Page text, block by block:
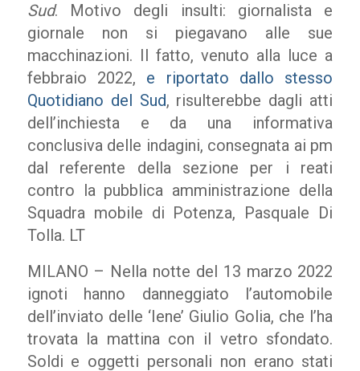
Sud. Motivo degli insulti: giornalista e
giornale non si piegavano alle sue
macchinazioni. Il fatto, venuto alla luce a
febbraio 2022, e riportato dallo stesso
Quotidiano del Sud, risulterebbe dagli atti
dell’inchiesta e da una informativa
conclusiva delle indagini, consegnata ai pm
dal referente della sezione per i reati
contro la pubblica amministrazione della
Squadra mobile di Potenza, Pasquale Di
Tolla. LT
MILANO – Nella notte del 13 marzo 2022
ignoti hanno danneggiato l’automobile
dell’inviato delle ‘Iene’ Giulio Golia, che l’ha
trovata la mattina con il vetro sfondato.
Soldi e oggetti personali non erano stati